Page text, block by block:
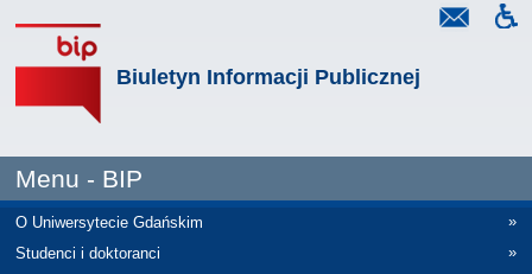
Biuletyn Informacji Publicznej
Menu - BIP
O Uniwersytecie Gdańskim
»
Studenci i doktoranci
»